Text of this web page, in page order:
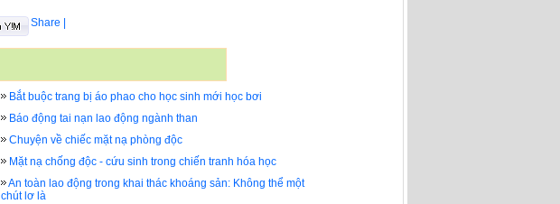
Share |
Bắt buộc trang bị áo phao cho học sinh mới học bơi
Báo động tai nạn lao động ngành than
Chuyện về chiếc mặt nạ phòng độc
Mặt nạ chống độc - cứu sinh trong chiến tranh hóa học
An toàn lao động trong khai thác khoáng sản: Không thể một
chút lơ là